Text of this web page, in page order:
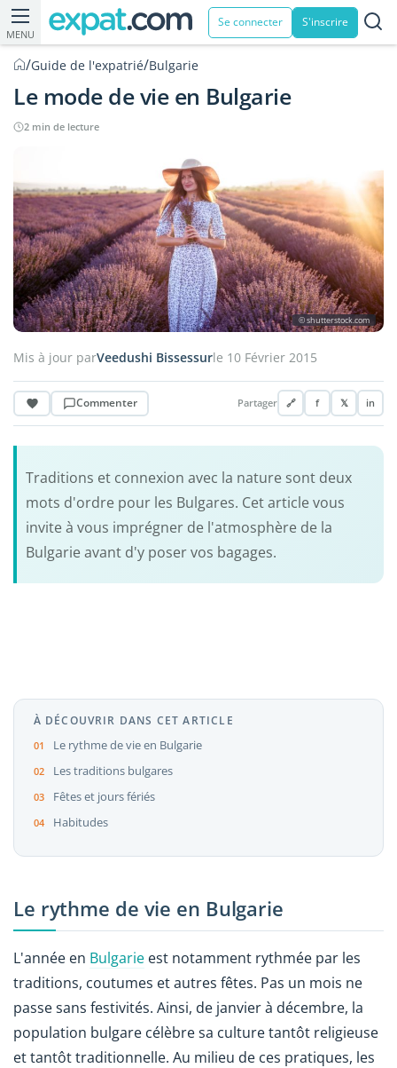
MENU
Se connecter S'inscrire
/Guide de l'expatrié/Bulgarie
Le mode de vie en Bulgarie
2 min de lecture
© shutterstock.com
Mis à jour parVeedushi Bissessurle 10 Février 2015
Commenter Partager 🔗 f 𝕏 in
Traditions et connexion avec la nature sont deux
mots d'ordre pour les Bulgares. Cet article vous
invite à vous imprégner de l'atmosphère de la
Bulgarie avant d'y poser vos bagages.
À DÉCOUVRIR DANS CET ARTICLE
Le rythme de vie en Bulgarie
Les traditions bulgares
Fêtes et jours fériés
Habitudes
Le rythme de vie en Bulgarie
L'année en Bulgarie est notamment rythmée par les
traditions, coutumes et autres fêtes. Pas un mois ne
passe sans festivités. Ainsi, de janvier à décembre, la
population bulgare célèbre sa culture tantôt religieuse
et tantôt traditionnelle. Au milieu de ces pratiques, les